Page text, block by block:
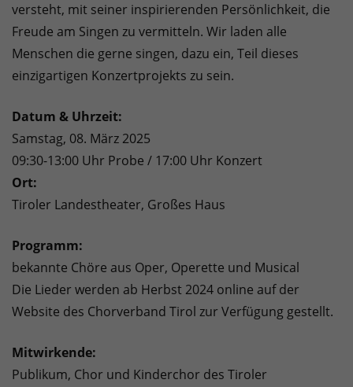
versteht, mit seiner inspirierenden Persönlichkeit, die
Freude am Singen zu vermitteln. Wir laden alle
Menschen die gerne singen, dazu ein, Teil dieses
einzigartigen Konzertprojekts zu sein.
Datum & Uhrzeit:
Samstag, 08. März 2025
09:30-13:00 Uhr Probe / 17:00 Uhr Konzert
Ort:
Tiroler Landestheater, Großes Haus
Programm:
bekannte Chöre aus Oper, Operette und Musical
Die Lieder werden ab Herbst 2024 online auf der
Website des Chorverband Tirol zur Verfügung gestellt.
Mitwirkende:
Publikum, Chor und Kinderchor des Tiroler